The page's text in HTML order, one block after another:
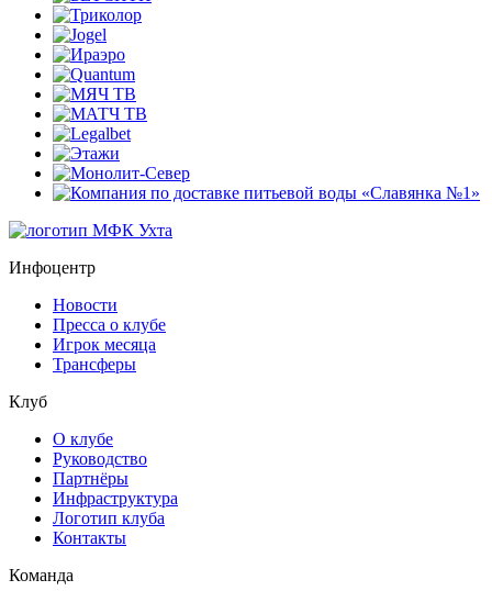
Инфоцентр
Новости
Пресса о клубе
Игрок месяца
Трансферы
Клуб
О клубе
Руководство
Партнёры
Инфраструктура
Логотип клуба
Контакты
Команда